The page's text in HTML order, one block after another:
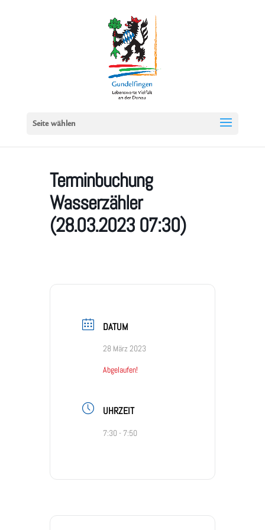
Seite wählen
Terminbuchung
Wasserzähler
(28.03.2023 07:30)
DATUM
28 März 2023
Abgelaufen!
UHRZEIT
7:30 - 7:50